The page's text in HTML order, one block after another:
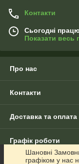
Контакти
Сьогодні
Показати весь
Про нас
Контакти
Доставка та оплата
Графік роботи
Шановні
графіком у нас